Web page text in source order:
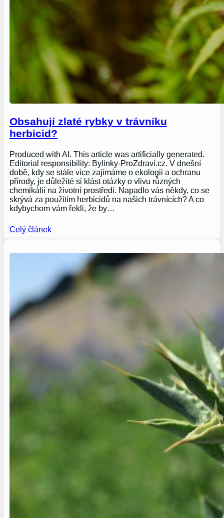
Obsahují zlaté rybky v trávníku
herbicid?
Produced with AI. This article was artificially generated.
Editorial responsibility: Bylinky-ProZdraví.cz. V dnešní
době, kdy se stále více zajímáme o ekologii a ochranu
přírody, je důležité si klást otázky o vlivu různých
chemikálií na životní prostředí. Napadlo vás někdy, co se
skrývá za použitím herbicidů na našich trávnících? A co
kdybychom vám řekli, že by…
Celý článek